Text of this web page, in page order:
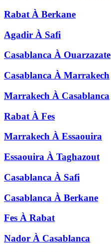
Rabat À Berkane
Agadir À Safi
Casablanca À Ouarzazate
Casablanca À Marrakech
Marrakech À Casablanca
Rabat À Fes
Marrakech À Essaouira
Essaouira À Taghazout
Casablanca À Safi
Casablanca À Berkane
Fes À Rabat
Nador À Casablanca